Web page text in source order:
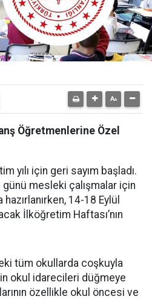
Öğretmenlerine Özel
yılı için geri sayım başladı.
günü mesleki çalışmalar için
14-18 Eylül
İlköğretim Haftası’nın
tüm okullarda coşkuyla
okul idarecileri düğmeye
özellikle okul öncesi ve